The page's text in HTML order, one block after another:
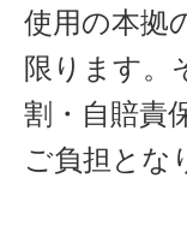
使用の本拠
限ります。
割・自賠責
ご負担とな